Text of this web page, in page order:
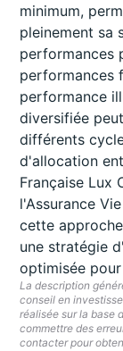
minimum,
pleinement sa
performances
performances
performance
diversifiée
différents
d'allocation
Française Lux
l'Assurance
cette
une stratégie
optimisée
La description
conseil en
réalisée sur la base
commettre des
contacter pour